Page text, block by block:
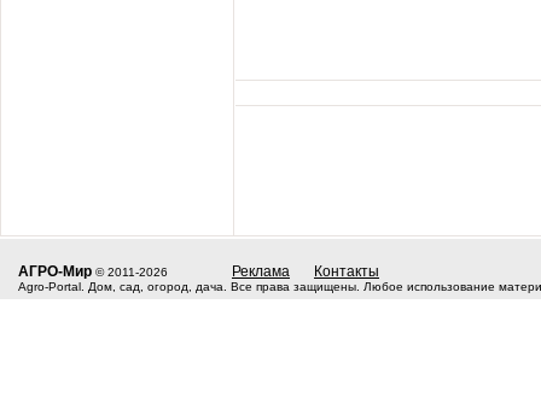
АГРО-Мир © 2011-2026 Реклама Контакты
Agro-Portal. Дом, сад, огород, дача. Все права защищены. Любое использование